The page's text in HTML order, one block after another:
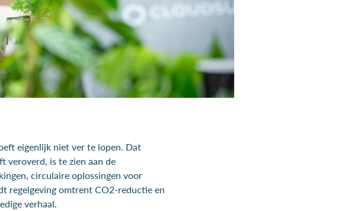
eigenlijk niet ver te lopen. Dat
veroverd, is te zien aan de
circulaire oplossingen voor
regelgeving omtrent CO2-reductie en
verhaal.